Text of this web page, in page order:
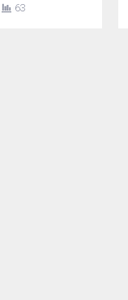
çağrısında
63